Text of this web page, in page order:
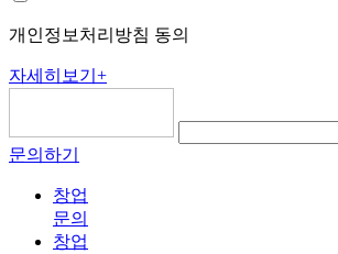
개인정보처리방침 동의
자세히보기 +
문의하기
창업
문의
창업